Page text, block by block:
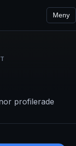
Meny
profilerade